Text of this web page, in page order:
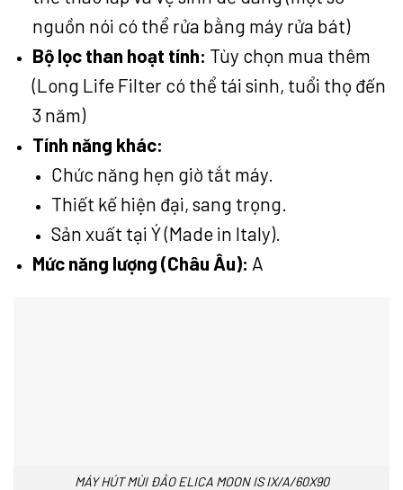
nguồn nói có thể rửa bằng máy rửa bát)
Bộ lọc than hoạt tính: Tùy chọn mua thêm
(Long Life Filter có thể tái sinh, tuổi thọ đến
3 năm)
Tính năng khác:
Chức năng hẹn giờ tắt máy.
Thiết kế hiện đại, sang trọng.
Sản xuất tại Ý (Made in Italy).
Mức năng lượng (Châu Âu): A
MÁY HÚT MÙI ĐẢO ELICA MOON IS IX/A/60X90